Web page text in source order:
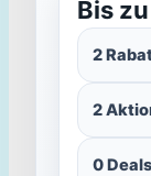
Bis
2
2
0 Deals